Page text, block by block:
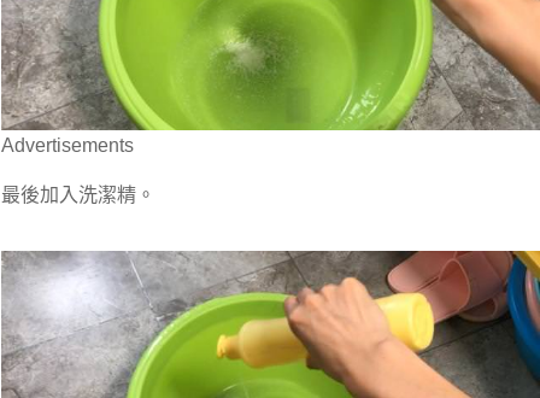
Advertisements
最後加入洗潔精。